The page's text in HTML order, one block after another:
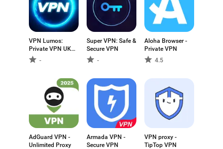
VPN Lumos:
Private VPN UK
App -
Super VPN: Safe &
Secure VPN
-
Aloha Browser -
Private VPN
4.5
AdGuard VPN -
Unlimited Proxy
Armada VPN -
Secure VPN
VPN proxy -
TipTop VPN